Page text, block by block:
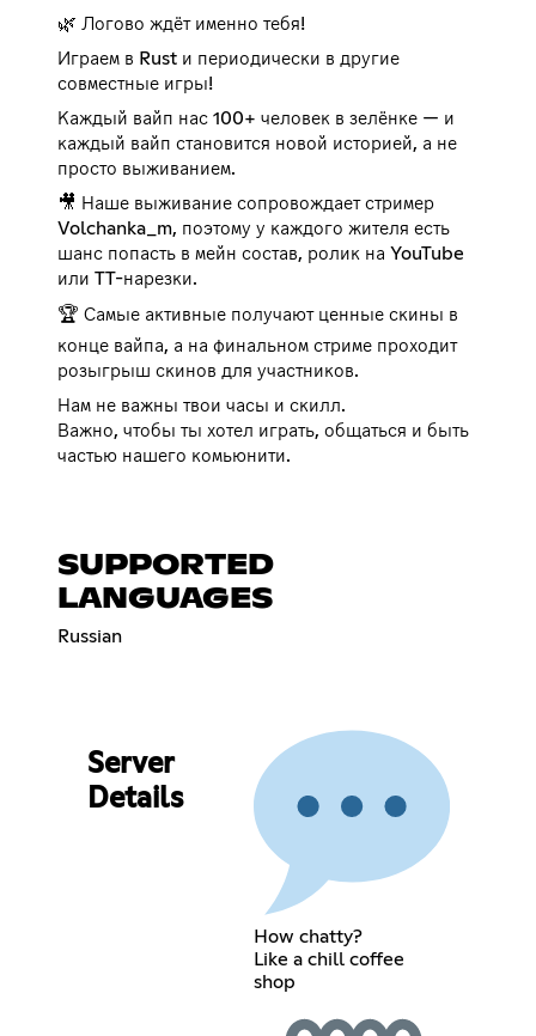
🌿 Логово ждёт именно тебя!
Играем в Rust и периодически в другие
совместные игры!
Каждый вайп нас 100+ человек в зелёнке — и
каждый вайп становится новой историей, а не
просто выживанием.
🎥 Наше выживание сопровождает стример
Volchanka_m, поэтому у каждого жителя есть
шанс попасть в мейн состав, ролик на YouTube
или TT-нарезки.
🏆 Самые активные получают ценные скины в
конце вайпа, а на финальном стриме проходит
розыгрыш скинов для участников.
Нам не важны твои часы и скилл.
Важно, чтобы ты хотел играть, общаться и быть
частью нашего комьюнити.
SUPPORTED
LANGUAGES
Russian
Server
Details
How chatty?
Like a chill coffee
shop